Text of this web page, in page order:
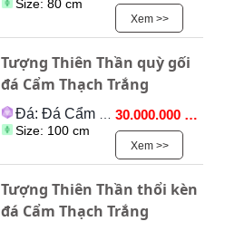
Size: 80 cm
Xem >>
Tượng Thiên Thần quỳ gối
đá Cẩm Thạch Trắng
Đá: Đá Cẩm Thạch
Size: 100 cm
30.000.000 VNĐ
Xem >>
Tượng Thiên Thần thổi kèn
đá Cẩm Thạch Trắng